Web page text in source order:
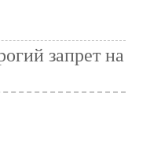
запрет на